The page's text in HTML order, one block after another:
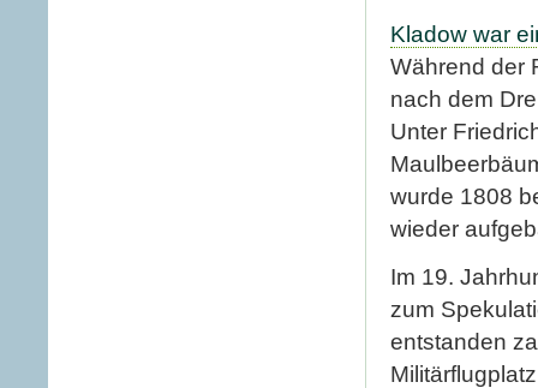
Kladow war
Während der
nach dem
Unter
wurde 1808
wieder
Im 19.
zum
entstanden